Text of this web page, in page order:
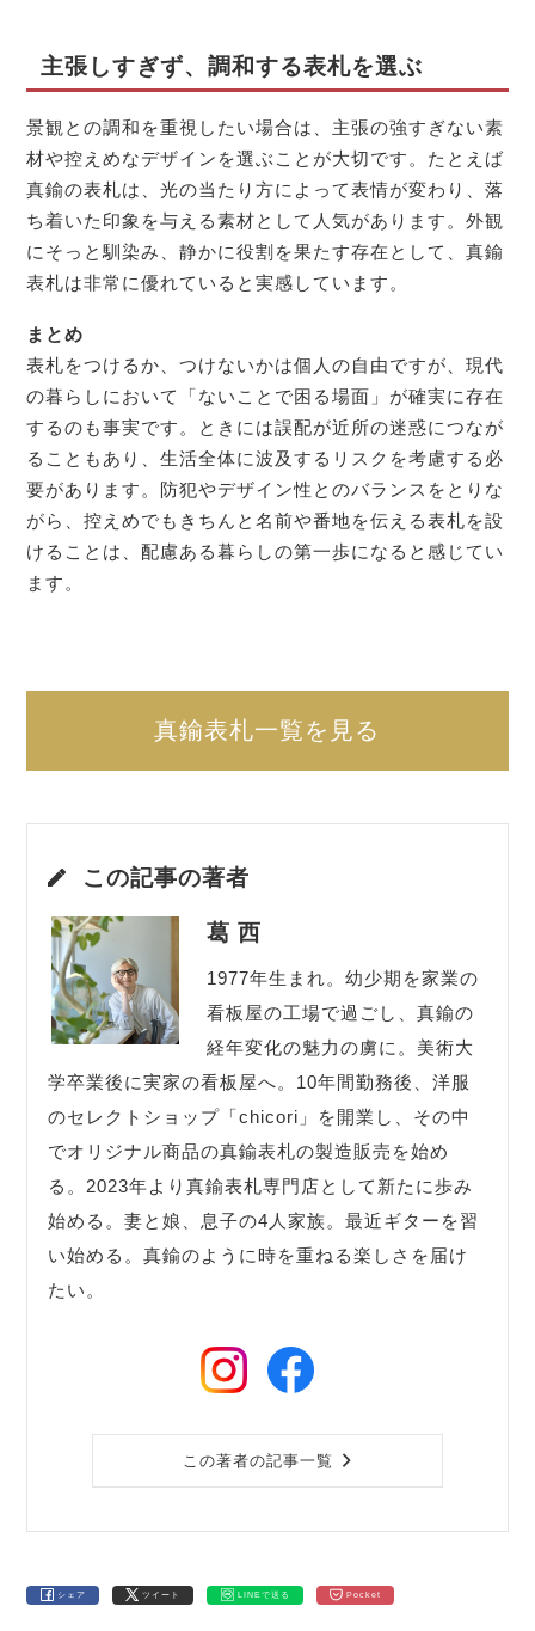
主張しすぎず、調和する表札を選ぶ
景観との調和を重視したい場合は、主張の強すぎない素
材や控えめなデザインを選ぶことが大切です。たとえば
真鍮の表札は、光の当たり方によって表情が変わり、落
ち着いた印象を与える素材として人気があります。外観
にそっと馴染み、静かに役割を果たす存在として、真鍮
表札は非常に優れていると実感しています。
まとめ
表札をつけるか、つけないかは個人の自由ですが、現代
の暮らしにおいて「ないことで困る場面」が確実に存在
するのも事実です。ときには誤配が近所の迷惑につなが
ることもあり、生活全体に波及するリスクを考慮する必
要があります。防犯やデザイン性とのバランスをとりな
がら、控えめでもきちんと名前や番地を伝える表札を設
けることは、配慮ある暮らしの第一歩になると感じてい
ます。
真鍮表札一覧を見る
この記事の著者
葛 西
1977年生まれ。幼少期を家業の
看板屋の工場で過ごし、真鍮の
経年変化の魅力の虜に。美術大
学卒業後に実家の看板屋へ。10年間勤務後、洋服
のセレクトショップ「chicori」を開業し、その中
でオリジナル商品の真鍮表札の製造販売を始め
る。2023年より真鍮表札専門店として新たに歩み
始める。妻と娘、息子の4人家族。最近ギターを習
い始める。真鍮のように時を重ねる楽しさを届け
たい。
この著者の記事一覧
シェア ツイート LINEで送る Pocket